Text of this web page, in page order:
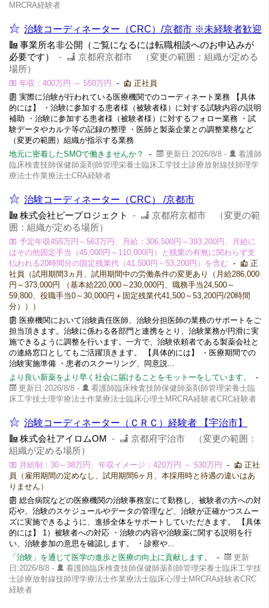
MRCRA経験者
治験コーディネーター（CRC）/京都市 ※未経験者歓迎
事業所名非公開（ご覧になるには転職相談へのお申込みが
必要です）
-
京都府京都市 （変更の範囲：組織が定める
場所）
年収：400万円 ～ 550万円 -
正社員
実際に治験が行われている医療機関でのコーディネート業務 【具体
的には】 ・治験に参加する患者様（被験者様）に対する試験内容の説明
補助 ・治験に参加する患者様（被験者様）に対するフォロー業務 ・試
験データやカルテ等の記録の整理 ・医師と製薬企業との調整業務など
（変更の範囲）組織が指示する業務
地元に密着したSMOで働きませんか？
- 更新日:2026/8/8 -
看護師
臨床検査技師保健師薬剤師管理栄養士臨床工学技士診療放射線技師理学
療法士作業療法士CRA経験者
治験コーディネーター（CRC） /京都市
株式会社ピープロジェクト -
京都府京都市 （変更の範
囲：組織が定める場所）
予定年収455万円～563万円、月給：306,500円～393,200円、月給に
はその他固定手当（45,000円～110,000円）と残業の有無に関わらず支
払われる20時間分の固定残業代（41,500円～53,200円）を含む -
正
社員（試用期間3ヵ月、試用期間中の労働条件の変更あり（月給286,000
円～373,000円 （基本給220,000～230,000円、職務手当24,500～
59,800、役職手当0～30,000円＋固定残業代41,500～53,200円/20時間
分）））
医療機関において治験責任医師、治験分担医師の業務のサポートをご
担当頂きます。治験に係わる各部門と連携をとり、治験業務が円滑に実
施できるように調整を行います。一方で、治験依頼者である製薬会社と
の連絡窓口としてもご活躍頂きます。 【具体的には】 ・医療期間での
治験実施準備 ・患者のスクーリング、同意説...
より良い新薬をより早く社会に届けることをモットーをしています。
-
更新日:2026/8/8 -
看護師臨床検査技師保健師薬剤師管理栄養士臨
床工学技士理学療法士作業療法士臨床心理士MRCRA経験者CRC経験者
治験コーディネーター（ＣＲＣ）経験者 【宇治市】
株式会社アイロムOM -
京都府宇治市 （変更の範囲：
組織が定める場所）
月給制：30～38万円、年収イメージ：420万円 ～ 530万円 -
正社
員（雇用期間の定めなし、試用期間6ヶ月、本採用時と待遇の違いはあ
りません）
総合病院などの医療機関の治験事務室にて勤務し、被験者の方への対
応や、治験のスケジュールやデータの管理など、治験が正確かつスムー
ズに実施できるように、進捗全体をサポートしていただきます。 【具体
的には】 1）被験者への対応 ・治験の内容や治験薬に関する説明を行
い、治験参加の意思を確認します。 ・診察や...
「治験」を通じて医学の進歩と医療の向上に貢献します。
-
更新
日:2026/8/8 -
看護師臨床検査技師保健師薬剤師管理栄養士臨床工学技
士診療放射線技師理学療法士作業療法士臨床心理士MRCRA経験者CRC
経験者